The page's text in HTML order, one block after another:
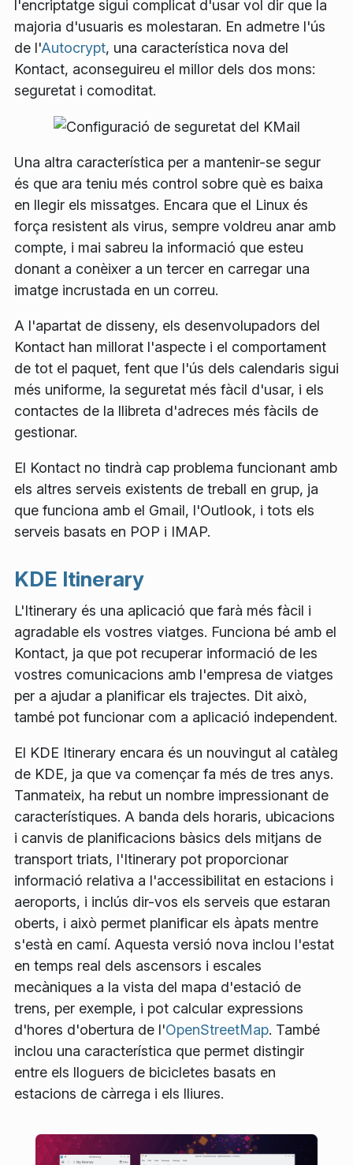
l'encriptatge sigui complicat d'usar vol dir que la
majoria d'usuaris es molestaran. En admetre l'ús
de l'Autocrypt, una característica nova del
Kontact, aconseguireu el millor dels dos mons:
seguretat i comoditat.
Una altra característica per a mantenir-se segur
és que ara teniu més control sobre què es baixa
en llegir els missatges. Encara que el Linux és
força resistent als virus, sempre voldreu anar amb
compte, i mai sabreu la informació que esteu
donant a conèixer a un tercer en carregar una
imatge incrustada en un correu.
A l'apartat de disseny, els desenvolupadors del
Kontact han millorat l'aspecte i el comportament
de tot el paquet, fent que l'ús dels calendaris sigui
més uniforme, la seguretat més fàcil d'usar, i els
contactes de la llibreta d'adreces més fàcils de
gestionar.
El Kontact no tindrà cap problema funcionant amb
els altres serveis existents de treball en grup, ja
que funciona amb el Gmail, l'Outlook, i tots els
serveis basats en POP i IMAP.
KDE Itinerary
L'Itinerary és una aplicació que farà més fàcil i
agradable els vostres viatges. Funciona bé amb el
Kontact, ja que pot recuperar informació de les
vostres comunicacions amb l'empresa de viatges
per a ajudar a planificar els trajectes. Dit això,
també pot funcionar com a aplicació independent.
El KDE Itinerary encara és un nouvingut al catàleg
de KDE, ja que va començar fa més de tres anys.
Tanmateix, ha rebut un nombre impressionant de
característiques. A banda dels horaris, ubicacions
i canvis de planificacions bàsics dels mitjans de
transport triats, l'Itinerary pot proporcionar
informació relativa a l'accessibilitat en estacions i
aeroports, i inclús dir-vos els serveis que estaran
oberts, i això permet planificar els àpats mentre
s'està en camí. Aquesta versió nova inclou l'estat
en temps real dels ascensors i escales
mecàniques a la vista del mapa d'estació de
trens, per exemple, i pot calcular expressions
d'hores d'obertura de l'OpenStreetMap. També
inclou una característica que permet distingir
entre els lloguers de bicicletes basats en
estacions de càrrega i els lliures.